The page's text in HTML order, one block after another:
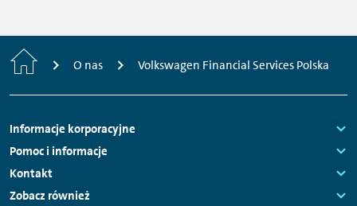
Strona O nas Volkswagen Financial Services Polska
Nawigacja
stopki
Informacje korporacyjne
Links:
Pomoc i informacje
Links:
Kontakt
Links:
Zobacz również